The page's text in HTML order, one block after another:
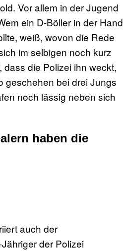
Vor allem in der Jugend
ein D-Böller in der Hand
weiß, wovon die Rede
im selbigen noch kurz
die Polizei ihn weckt,
geschehen bei drei Jungs
noch lässig neben sich
haben die
auch der
der Polizei